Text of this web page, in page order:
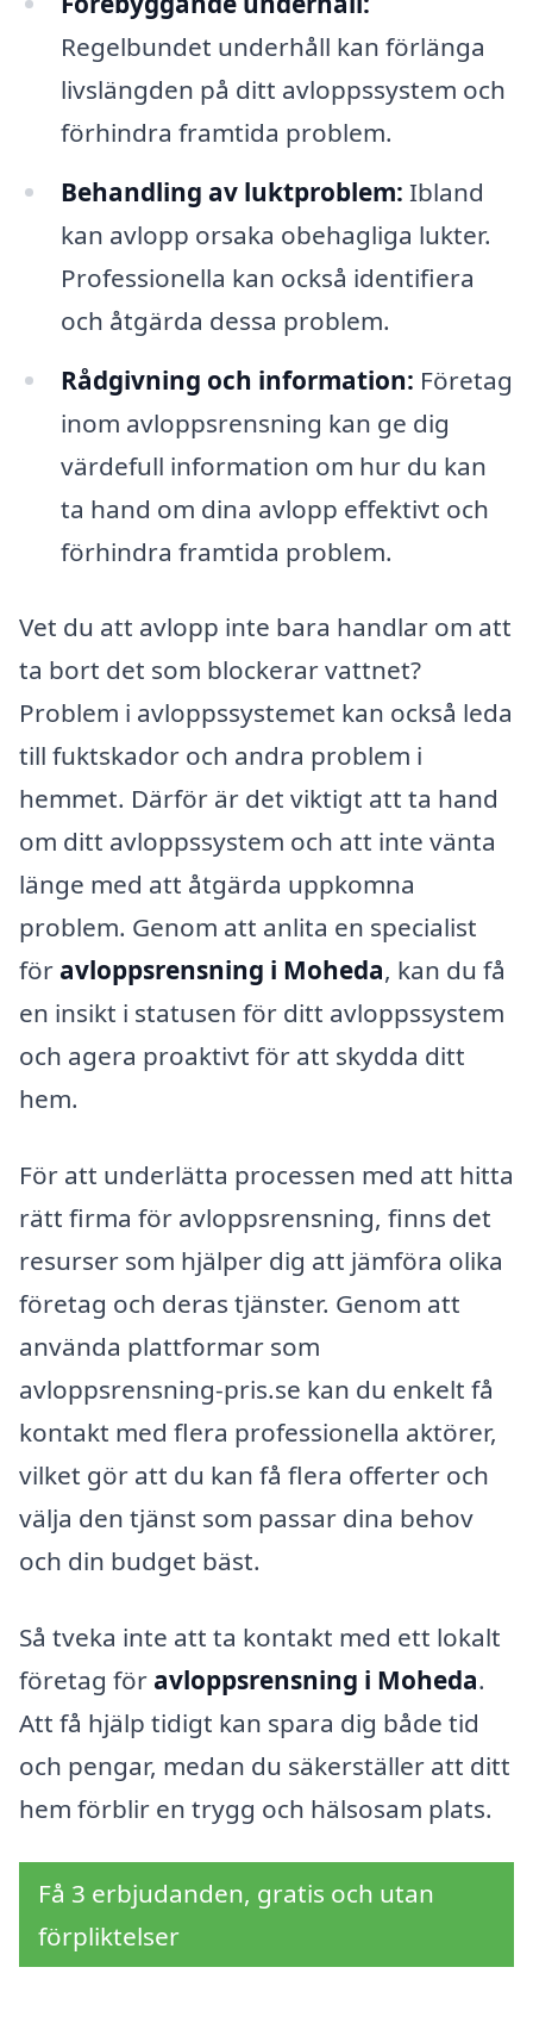
Regelbundet underhåll kan förlänga
livslängden på ditt avloppssystem och
förhindra framtida problem.
Behandling av luktproblem: Ibland
kan avlopp orsaka obehagliga lukter.
Professionella kan också identifiera
och åtgärda dessa problem.
Rådgivning och information: Företag
inom avloppsrensning kan ge dig
värdefull information om hur du kan
ta hand om dina avlopp effektivt och
förhindra framtida problem.
Vet du att avlopp inte bara handlar om att
ta bort det som blockerar vattnet?
Problem i avloppssystemet kan också leda
till fuktskador och andra problem i
hemmet. Därför är det viktigt att ta hand
om ditt avloppssystem och att inte vänta
länge med att åtgärda uppkomna
problem. Genom att anlita en specialist
för avloppsrensning i Moheda, kan du få
en insikt i statusen för ditt avloppssystem
och agera proaktivt för att skydda ditt
hem.
För att underlätta processen med att hitta
rätt firma för avloppsrensning, finns det
resurser som hjälper dig att jämföra olika
företag och deras tjänster. Genom att
använda plattformar som
avloppsrensning-pris.se kan du enkelt få
kontakt med flera professionella aktörer,
vilket gör att du kan få flera offerter och
välja den tjänst som passar dina behov
och din budget bäst.
Så tveka inte att ta kontakt med ett lokalt
företag för avloppsrensning i Moheda.
Att få hjälp tidigt kan spara dig både tid
och pengar, medan du säkerställer att ditt
hem förblir en trygg och hälsosam plats.
Få 3 erbjudanden, gratis och utan
förpliktelser